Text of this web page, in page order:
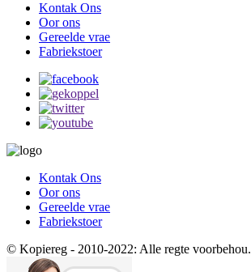
Kontak Ons
Oor ons
Gereelde vrae
Fabriekstoer
Kontak Ons
Oor ons
Gereelde vrae
Fabriekstoer
© Kopiereg - 2010-2022: Alle regte voorbehou.